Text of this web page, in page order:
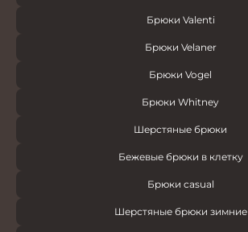
Брюки Valenti
Брюки Velaner
Брюки Vogel
Брюки Whitney
Шерстяные брюки
Бежевые брюки в клетку
Брюки casual
Шерстяные брюки зимние